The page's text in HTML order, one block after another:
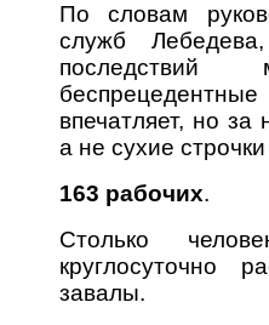
По словам
служб
последствий
впечатляет, но
а не сухие строчки
163 рабочих.
Столько
круглосуточно
завалы.